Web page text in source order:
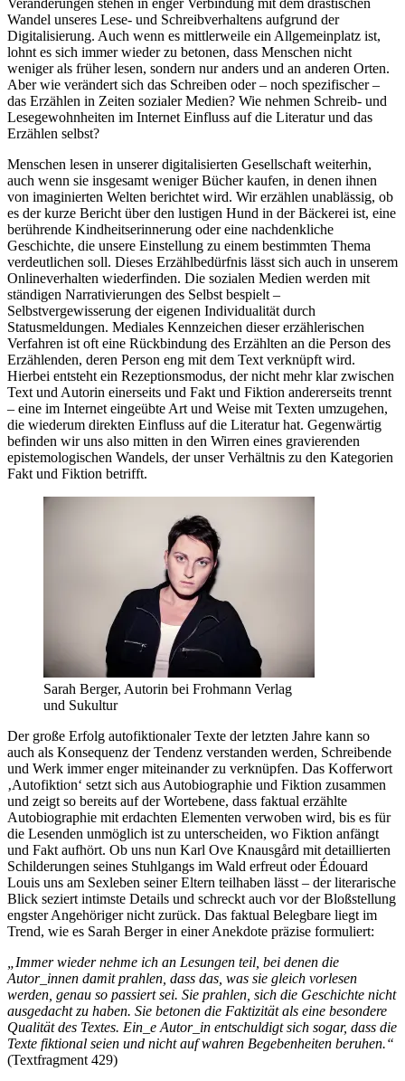
Wandel unseres Lese- und Schreibverhaltens aufgrund der
Digitalisierung. Auch wenn es mittlerweile ein Allgemeinplatz ist,
lohnt es sich immer wieder zu betonen, dass Menschen nicht
weniger als früher lesen, sondern nur anders und an anderen Orten.
Aber wie verändert sich das Schreiben oder – noch spezifischer –
das Erzählen in Zeiten sozialer Medien? Wie nehmen Schreib- und
Lesegewohnheiten im Internet Einfluss auf die Literatur und das
Erzählen selbst?
Menschen lesen in unserer digitalisierten Gesellschaft weiterhin,
auch wenn sie insgesamt weniger Bücher kaufen, in denen ihnen
von imaginierten Welten berichtet wird. Wir erzählen unablässig, ob
es der kurze Bericht über den lustigen Hund in der Bäckerei ist, eine
berührende Kindheitserinnerung oder eine nachdenkliche
Geschichte, die unsere Einstellung zu einem bestimmten Thema
verdeutlichen soll. Dieses Erzählbedürfnis lässt sich auch in unserem
Onlineverhalten wiederfinden. Die sozialen Medien werden mit
ständigen Narrativierungen des Selbst bespielt –
Selbstvergewisserung der eigenen Individualität durch
Statusmeldungen. Mediales Kennzeichen dieser erzählerischen
Verfahren ist oft eine Rückbindung des Erzählten an die Person des
Erzählenden, deren Person eng mit dem Text verknüpft wird.
Hierbei entsteht ein Rezeptionsmodus, der nicht mehr klar zwischen
Text und Autorin einerseits und Fakt und Fiktion andererseits trennt
– eine im Internet eingeübte Art und Weise mit Texten umzugehen,
die wiederum direkten Einfluss auf die Literatur hat. Gegenwärtig
befinden wir uns also mitten in den Wirren eines gravierenden
epistemologischen Wandels, der unser Verhältnis zu den Kategorien
Fakt und Fiktion betrifft.
Sarah Berger, Autorin bei Frohmann Verlag
und Sukultur
Der große Erfolg autofiktionaler Texte der letzten Jahre kann so
auch als Konsequenz der Tendenz verstanden werden, Schreibende
und Werk immer enger miteinander zu verknüpfen. Das Kofferwort
‚Autofiktion‘ setzt sich aus Autobiographie und Fiktion zusammen
und zeigt so bereits auf der Wortebene, dass faktual erzählte
Autobiographie mit erdachten Elementen verwoben wird, bis es für
die Lesenden unmöglich ist zu unterscheiden, wo Fiktion anfängt
und Fakt aufhört. Ob uns nun Karl Ove Knausgård mit detaillierten
Schilderungen seines Stuhlgangs im Wald erfreut oder Édouard
Louis uns am Sexleben seiner Eltern teilhaben lässt – der literarische
Blick seziert intimste Details und schreckt auch vor der Bloßstellung
engster Angehöriger nicht zurück. Das faktual Belegbare liegt im
Trend, wie es Sarah Berger in einer Anekdote präzise formuliert:
„Immer wieder nehme ich an Lesungen teil, bei denen die
Autor_innen damit prahlen, dass das, was sie gleich vorlesen
werden, genau so passiert sei. Sie prahlen, sich die Geschichte nicht
ausgedacht zu haben. Sie betonen die Faktizität als eine besondere
Qualität des Textes. Ein_e Autor_in entschuldigt sich sogar, dass die
Texte fiktional seien und nicht auf wahren Begebenheiten beruhen.“
(Textfragment 429)